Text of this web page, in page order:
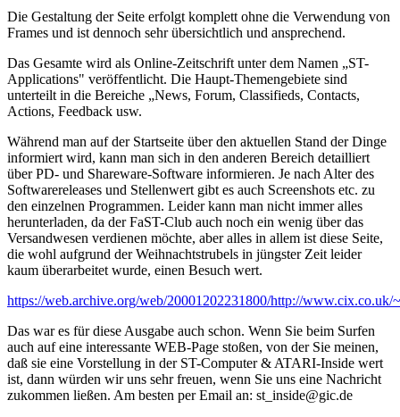
Die Gestaltung der Seite erfolgt komplett ohne die Verwendung von
Frames und ist dennoch sehr übersichtlich und ansprechend.
Das Gesamte wird als Online-Zeitschrift unter dem Namen „ST-
Applications" veröffentlicht. Die Haupt-Themengebiete sind
unterteilt in die Bereiche „News, Forum, Classifieds, Contacts,
Actions, Feedback usw.
Während man auf der Startseite über den aktuellen Stand der Dinge
informiert wird, kann man sich in den anderen Bereich detailliert
über PD- und Shareware-Software informieren. Je nach Alter des
Softwarereleases und Stellenwert gibt es auch Screenshots etc. zu
den einzelnen Programmen. Leider kann man nicht immer alles
herunterladen, da der FaST-Club auch noch ein wenig über das
Versandwesen verdienen möchte, aber alles in allem ist diese Seite,
die wohl aufgrund der Weihnachtstrubels in jüngster Zeit leider
kaum überarbeitet wurde, einen Besuch wert.
https://web.archive.org/web/20001202231800/http://www.cix.co.uk/
Das war es für diese Ausgabe auch schon. Wenn Sie beim Surfen
auch auf eine interessante WEB-Page stoßen, von der Sie meinen,
daß sie eine Vorstellung in der ST-Computer & ATARI-Inside wert
ist, dann würden wir uns sehr freuen, wenn Sie uns eine Nachricht
zukommen ließen. Am besten per Email an: st_inside@gic.de